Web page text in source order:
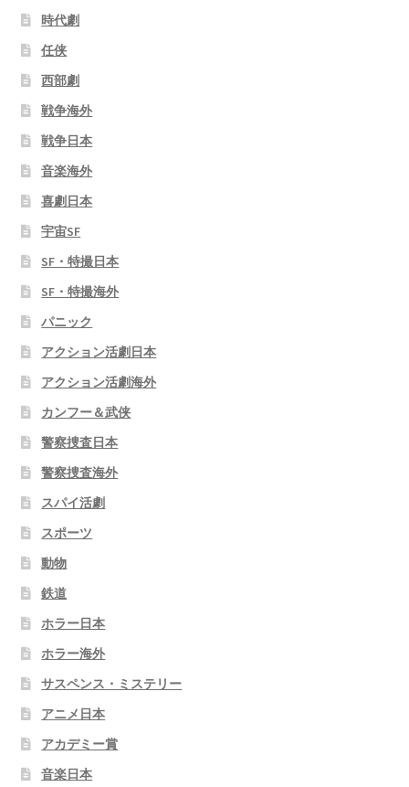
時代劇
任侠
西部劇
戦争海外
戦争日本
音楽海外
喜劇日本
宇宙SF
SF・特撮日本
SF・特撮海外
パニック
アクション活劇日本
アクション活劇海外
カンフー＆武侠
警察捜査日本
警察捜査海外
スパイ活劇
スポーツ
動物
鉄道
ホラー日本
ホラー海外
サスペンス・ミステリー
アニメ日本
アカデミー賞
音楽日本